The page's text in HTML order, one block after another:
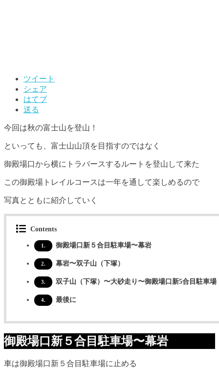
ツイート
シェア
はてブ
送る
今回は秋の富士山を登山！
といっても、富士山山頂を目指すのではなく
御殿場口から横にトラバースするルートを登山して来た
この御殿場トレイルコースは一年を通して楽しめるので
写真とともに紹介していく
Contents
1. 御殿場口新５合目駐車場〜幕岩
2. 幕岩〜双子山（下塚）
3. 双子山（下塚）〜大砂走り〜御殿場口新5合目駐車場
4. 最後に
御殿場口新５合目駐車場〜幕岩
車は御殿場口新５合目駐車場に止める